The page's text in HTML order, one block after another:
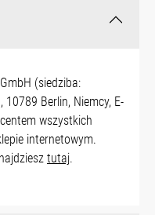
(siedziba:
Berlin, Niemcy, E-
wszystkich
internetowym.
tutaj.